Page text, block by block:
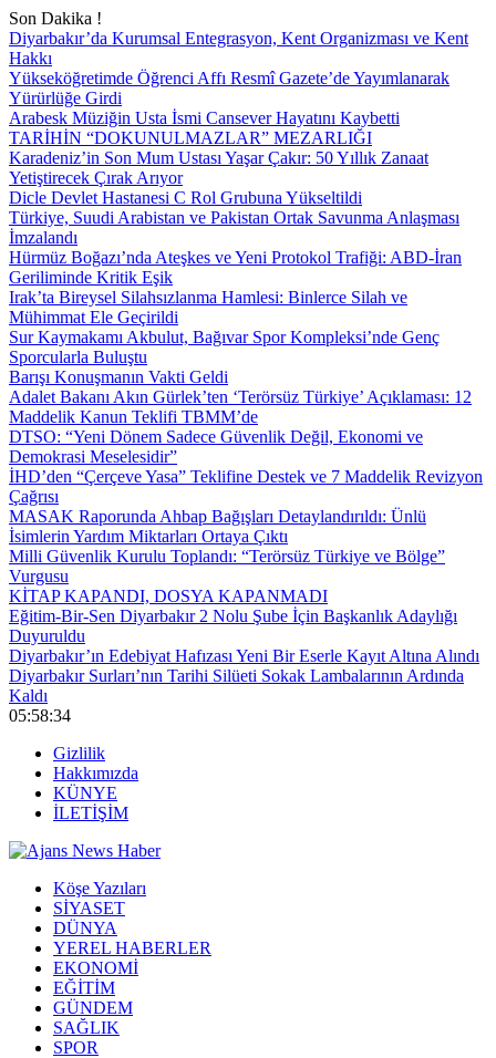
Son Dakika !
Diyarbakır’da Kurumsal Entegrasyon, Kent Organizması ve Kent
Hakkı
Yükseköğretimde Öğrenci Affı Resmî Gazete’de Yayımlanarak
Yürürlüğe Girdi
Arabesk Müziğin Usta İsmi Cansever Hayatını Kaybetti
TARİHİN “DOKUNULMAZLAR” MEZARLIĞI
Karadeniz’in Son Mum Ustası Yaşar Çakır: 50 Yıllık Zanaat
Yetiştirecek Çırak Arıyor
Dicle Devlet Hastanesi C Rol Grubuna Yükseltildi
Türkiye, Suudi Arabistan ve Pakistan Ortak Savunma Anlaşması
İmzalandı
Hürmüz Boğazı’nda Ateşkes ve Yeni Protokol Trafiği: ABD-İran
Geriliminde Kritik Eşik
Irak’ta Bireysel Silahsızlanma Hamlesi: Binlerce Silah ve
Mühimmat Ele Geçirildi
Sur Kaymakamı Akbulut, Bağıvar Spor Kompleksi’nde Genç
Sporcularla Buluştu
Barışı Konuşmanın Vakti Geldi
Adalet Bakanı Akın Gürlek’ten ‘Terörsüz Türkiye’ Açıklaması: 12
Maddelik Kanun Teklifi TBMM’de
DTSO: “Yeni Dönem Sadece Güvenlik Değil, Ekonomi ve
Demokrasi Meselesidir”
İHD’den “Çerçeve Yasa” Teklifine Destek ve 7 Maddelik Revizyon
Çağrısı
MASAK Raporunda Ahbap Bağışları Detaylandırıldı: Ünlü
İsimlerin Yardım Miktarları Ortaya Çıktı
Milli Güvenlik Kurulu Toplandı: “Terörsüz Türkiye ve Bölge”
Vurgusu
KİTAP KAPANDI, DOSYA KAPANMADI
Eğitim-Bir-Sen Diyarbakır 2 Nolu Şube İçin Başkanlık Adaylığı
Duyuruldu
Diyarbakır’ın Edebiyat Hafızası Yeni Bir Eserle Kayıt Altına Alındı
Diyarbakır Surları’nın Tarihi Silüeti Sokak Lambalarının Ardında
Kaldı
05:58:35
Gizlilik
Hakkımızda
KÜNYE
İLETİŞİM
Köşe Yazıları
SİYASET
DÜNYA
YEREL HABERLER
EKONOMİ
EĞİTİM
GÜNDEM
SAĞLIK
SPOR